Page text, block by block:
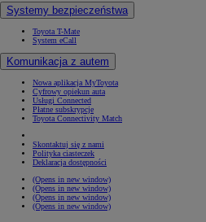
Systemy bezpieczeństwa
Toyota T-Mate
System eCall
Komunikacja z autem
Nowa aplikacja MyToyota
Cyfrowy opiekun auta
Usługi Connected
Płatne subskrypcje
Toyota Connectivity Match
Skontaktuj się z nami
Polityka ciasteczek
Deklaracja dostępności
(Opens in new window)
(Opens in new window)
(Opens in new window)
(Opens in new window)